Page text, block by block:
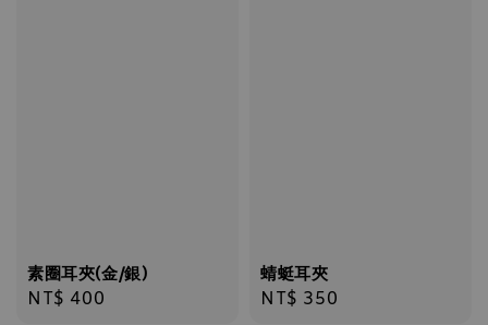
素圈耳夾(金/銀)
Regular
NT$ 400
蜻蜓耳夾
Regular
NT$ 350